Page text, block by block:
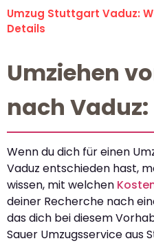
Umzug Stuttgart Vaduz:
Details
Umziehen
nach
Wenn du dich für einen
Vaduz entschieden hast,
wissen, mit welchen
deiner Recherche nach
das dich bei diesem
Sauer Umzugsservice aus